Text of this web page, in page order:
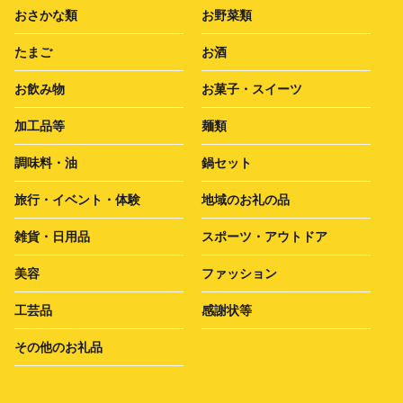
おさかな類 お野菜類
たまご お酒
お飲み物 お菓子・スイーツ
加工品等 麺類
調味料・油 鍋セット
旅行・イベント・体験 地域のお礼の品
雑貨・日用品 スポーツ・アウトドア
美容 ファッション
工芸品 感謝状等
その他のお礼品